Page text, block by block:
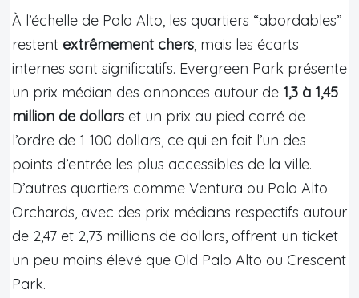
À l’échelle de Palo Alto, les quartiers “abordables”
restent extrêmement chers, mais les écarts
internes sont significatifs. Evergreen Park présente
un prix médian des annonces autour de 1,3 à 1,45
million de dollars et un prix au pied carré de
l’ordre de 1 100 dollars, ce qui en fait l’un des
points d’entrée les plus accessibles de la ville.
D’autres quartiers comme Ventura ou Palo Alto
Orchards, avec des prix médians respectifs autour
de 2,47 et 2,73 millions de dollars, offrent un ticket
un peu moins élevé que Old Palo Alto ou Crescent
Park.